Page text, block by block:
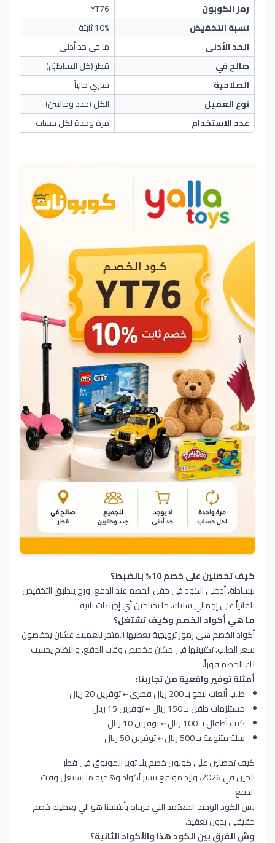
رمز الكوبون
YT76
نسبة التخفيض
10% ثابتة
الحد الأدنى
ما في حد أدنى
صالح في
قطر (كل المناطق)
الصلاحية
ساري حالياً
نوع العميل
الكل (جدد وحاليين)
عدد الاستخدام
مرة وحدة لكل حساب
كيف تحصلين على خصم 10% بالضبط؟
ببساطة، أدخلي الكود في حقل الخصم عند الدفع، ورح ينطبق التخفيض
تلقائياً على إجمالي سلتك. ما تحتاجين أي إجراءات ثانية.
ما هي أكواد الخصم وكيف تشتغل؟
أكواد الخصم هي رموز ترويجية يعطيها المتجر للعملاء عشان يخفضون
سعر الطلب. تكتبينها في مكان مخصص وقت الدفع، والنظام يحسب
لك الخصم فوراً.
أمثلة توفير واقعية من تجاربنا:
طلب ألعاب ليجو بـ 200 ريال قطري ← توفرين 20 ريال
مستلزمات طفل بـ 150 ريال ← توفرين 15 ريال
كتب أطفال بـ 100 ريال ← توفرين 10 ريال
سلة متنوعة بـ 500 ريال ← توفرين 50 ريال
كيف تحصلين على كوبون خصم يلا تويز الموثوق في قطر
الحين في 2026، وايد مواقع تنشر أكواد وهمية ما تشتغل وقت
الدفع.
بس الكود الوحيد المعتمد اللي جربناه بأنفسنا هو الي يعطيك خصم
حقيقي بدون تعقيد.
وش الفرق بين الكود هذا والأكواد الثانية؟